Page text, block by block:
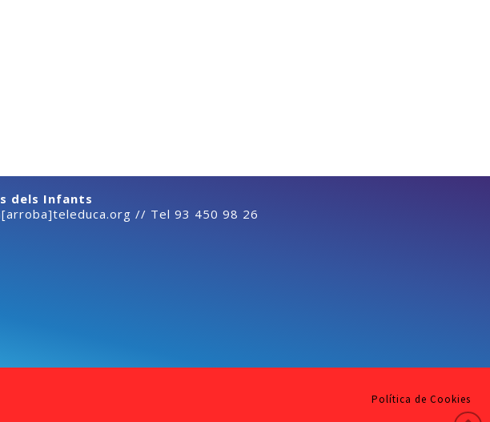
dels Infants
// Tel 93 450 98 26
Política de Cookies